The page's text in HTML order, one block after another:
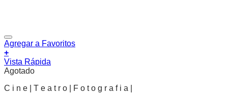
Agregar a Favoritos
+
Vista Rápida
Agotado
C i n e | T e a t r o | F o t o g r a f i a |